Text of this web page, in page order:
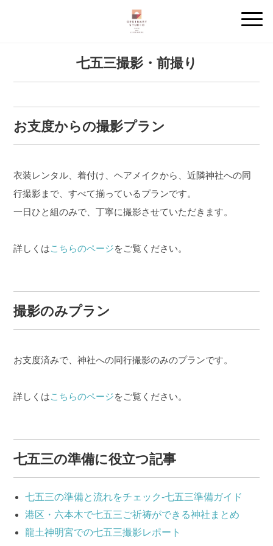
七五三撮影・前撮り
お支度からの撮影プラン
衣装レンタル、着付け、ヘアメイクから、近隣神社への同
行撮影まで、すべて揃っているプランです。
一日ひと組のみで、丁寧に撮影させていただきます。
詳しくはこちらのページをご覧ください。
撮影のみプラン
お支度済みで、神社への同行撮影のみのプランです。
詳しくはこちらのページをご覧ください。
七五三の準備に役立つ記事
七五三の準備と流れをチェック-七五三準備ガイド
港区・六本木で七五三ご祈祷ができる神社まとめ
龍土神明宮での七五三撮影レポート